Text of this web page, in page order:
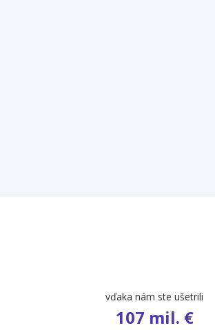
počet ponúk
9 658